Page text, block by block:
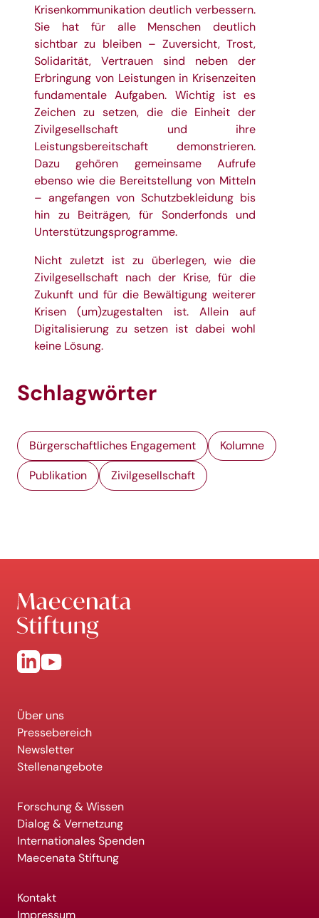
Krisenkommunikation deutlich verbessern.
Sie hat für alle Menschen deutlich
sichtbar zu bleiben – Zuversicht, Trost,
Solidarität, Vertrauen sind neben der
Erbringung von Leistungen in Krisenzeiten
fundamentale Aufgaben. Wichtig ist es
Zeichen zu setzen, die die Einheit der
Zivilgesellschaft und ihre
Leistungsbereitschaft demonstrieren.
Dazu gehören gemeinsame Aufrufe
ebenso wie die Bereitstellung von Mitteln
– angefangen von Schutzbekleidung bis
hin zu Beiträgen, für Sonderfonds und
Unterstützungsprogramme.
Nicht zuletzt ist zu überlegen, wie die
Zivilgesellschaft nach der Krise, für die
Zukunft und für die Bewältigung weiterer
Krisen (um)zugestalten ist. Allein auf
Digitalisierung zu setzen ist dabei wohl
keine Lösung.
Schlagwörter
Bürgerschaftliches Engagement Kolumne
Publikation Zivilgesellschaft
Über uns
Pressebereich
Newsletter
Stellenangebote
Forschung & Wissen
Dialog & Vernetzung
Internationales Spenden
Maecenata Stiftung
Kontakt
Impressum